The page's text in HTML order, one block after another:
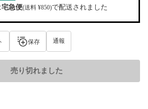
宅急便(送料 ¥850)で配送されました
保存 通報
売り切れました